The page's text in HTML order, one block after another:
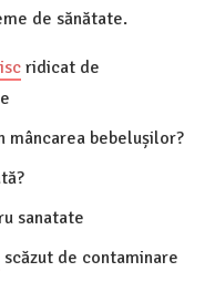
de sănătate.
ridicat de
mâncarea bebelușilor?
sanatate
scăzut de contaminare